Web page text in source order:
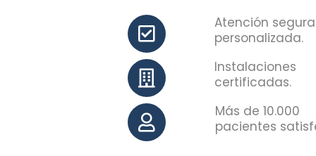
Atención
personalizada.
Instalaciones
certificadas.
Más de 10.000
pacientes